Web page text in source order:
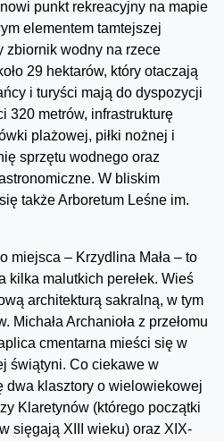
punkt rekreacyjny na mapie
elementem tamtejszej
zbiornik wodny na rzece
29 hektarów, który otaczają
i turyści mają do dyspozycji
320 metrów, infrastrukturę
plażowej, piłki nożnej i
sprzętu wodnego oraz
W bliskim
także Arboretum Leśne im.
miejsca – Krzydlina Mała – to
kilka malutkich perełek. Wieś
architekturą sakralną, w tym
Michała Archanioła z przełomu
cmentarna mieści się w
świątyni. Co ciekawe w
dwa klasztory o wielowiekowej
Klaretynów (którego początki
sięgają XIII wieku) oraz XIX-